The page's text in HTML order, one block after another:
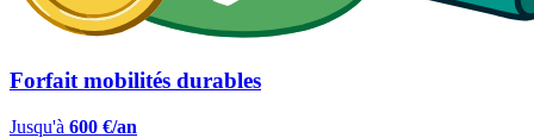
Forfait mobilités durables
Jusqu'à 600 €/an